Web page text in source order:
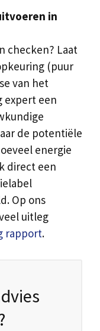
in
checken? Laat
(puur
van het
expert een
de potentiële
energie
direct een
Op ons
uitleg
rapport.